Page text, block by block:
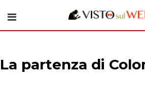
La partenza di